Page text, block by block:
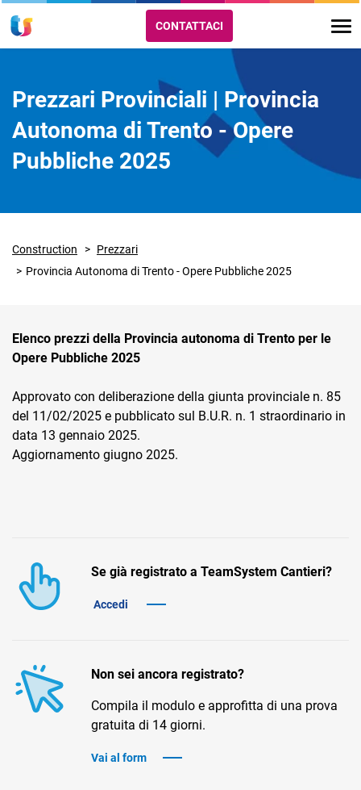
Fatturazione
Trust Services
TeamSystem Corporate
TeamSystem Store
CONTATTACI
Prezzari Provinciali | Provincia
Autonoma di Trento - Opere
Pubbliche 2025
Construction
Prezzari
Provincia Autonoma di Trento - Opere Pubbliche 2025
Elenco prezzi della Provincia autonoma di Trento per le
Opere Pubbliche 2025
Approvato con deliberazione della giunta provinciale n. 85
del 11/02/2025 e pubblicato sul B.U.R. n. 1 straordinario in
data 13 gennaio 2025.
Aggiornamento giugno 2025.
Se già registrato a TeamSystem Cantieri?
Accedi
Non sei ancora registrato?
Compila il modulo e approfitta di una prova
gratuita di 14 giorni.
Vai al form